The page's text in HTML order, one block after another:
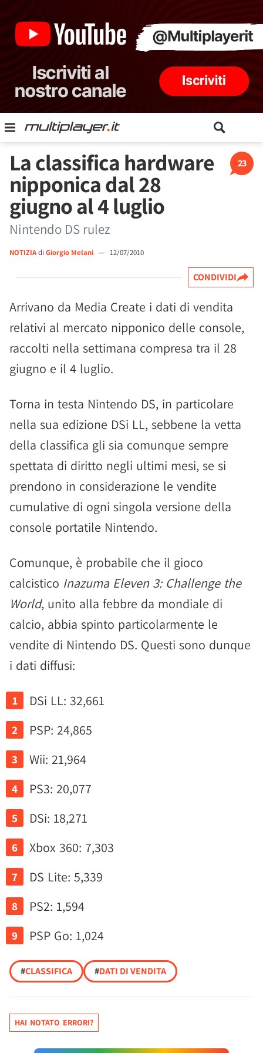
23
La classifica hardware
nipponica dal 28
giugno al 4 luglio
Nintendo DS rulez
NOTIZIAdi Giorgio Melani — 12/07/2010
CONDIVIDI
Arrivano da Media Create i dati di vendita
relativi al mercato nipponico delle console,
raccolti nella settimana compresa tra il 28
giugno e il 4 luglio.
Torna in testa Nintendo DS, in particolare
nella sua edizione DSi LL, sebbene la vetta
della classifica gli sia comunque sempre
spettata di diritto negli ultimi mesi, se si
prendono in considerazione le vendite
cumulative di ogni singola versione della
console portatile Nintendo.
Comunque, è probabile che il gioco
calcistico Inazuma Eleven 3: Challenge the
World, unito alla febbre da mondiale di
calcio, abbia spinto particolarmente le
vendite di Nintendo DS. Questi sono dunque
i dati diffusi:
DSi LL: 32,661
PSP: 24,865
Wii: 21,964
PS3: 20,077
DSi: 18,271
Xbox 360: 7,303
DS Lite: 5,339
PS2: 1,594
PSP Go: 1,024
#CLASSIFICA #DATI DI VENDITA
HAI NOTATO ERRORI?